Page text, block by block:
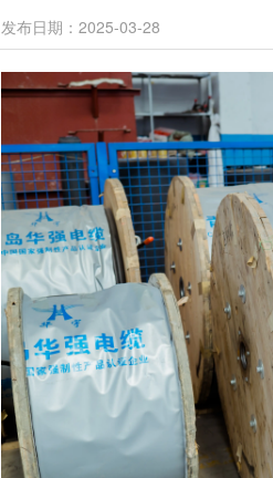
发布日期：2025-03-28